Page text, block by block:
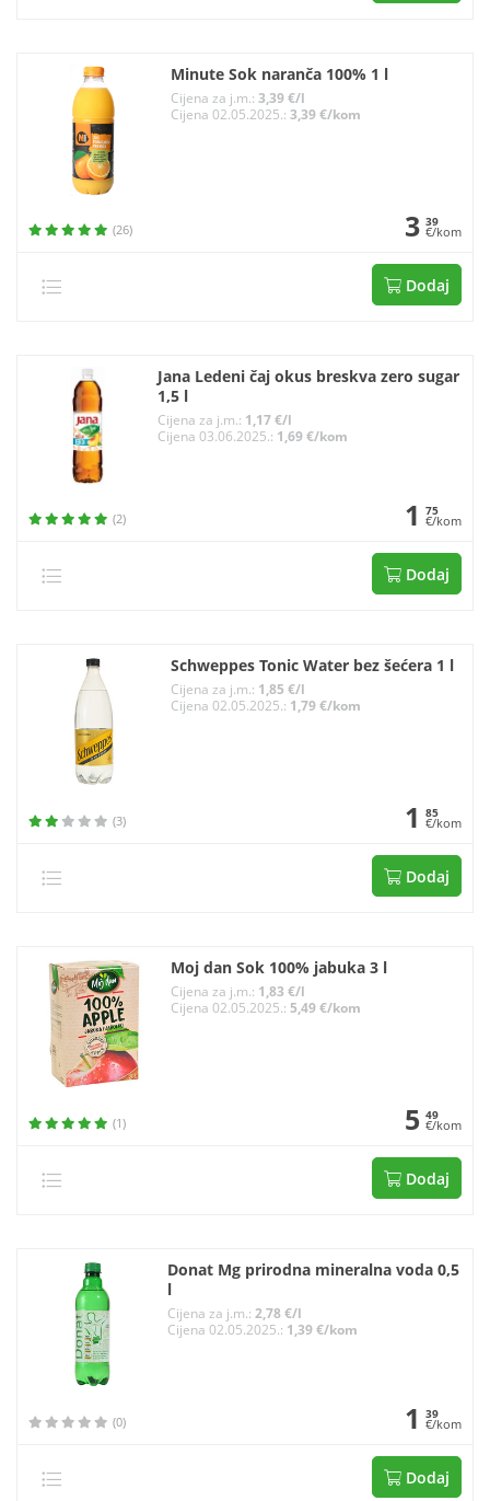
Minute Sok naranča 100% 1 l
Cijena za j.m.: 3,39 €/l
Cijena 02.05.2025.: 3,39 €/kom
(26) 3 39
€/kom
Dodaj
Jana Ledeni čaj okus breskva zero sugar
1,5 l
Cijena za j.m.: 1,17 €/l
Cijena 03.06.2025.: 1,69 €/kom
(2) 1 75
€/kom
Dodaj
Schweppes Tonic Water bez šećera 1 l
Cijena za j.m.: 1,85 €/l
Cijena 02.05.2025.: 1,79 €/kom
(3) 1 85
€/kom
Dodaj
Moj dan Sok 100% jabuka 3 l
Cijena za j.m.: 1,83 €/l
Cijena 02.05.2025.: 5,49 €/kom
(1) 5 49
€/kom
Dodaj
Donat Mg prirodna mineralna voda 0,5
l
Cijena za j.m.:2,78 €/l
Cijena 02.05.2025.: 1,39 €/kom
(0) 1 39
€/kom
Dodaj